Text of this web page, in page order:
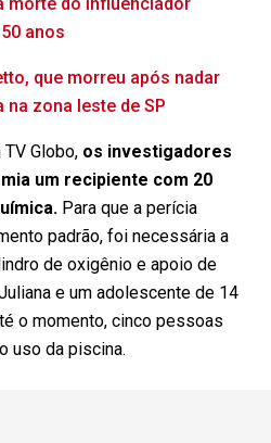
anos
que morreu após nadar
na zona leste de SP
Globo, os investigadores
um recipiente com 20
Para que a perícia
padrão, foi necessária a
de oxigênio e apoio de
e um adolescente de 14
o momento, cinco pessoas
uso da piscina.